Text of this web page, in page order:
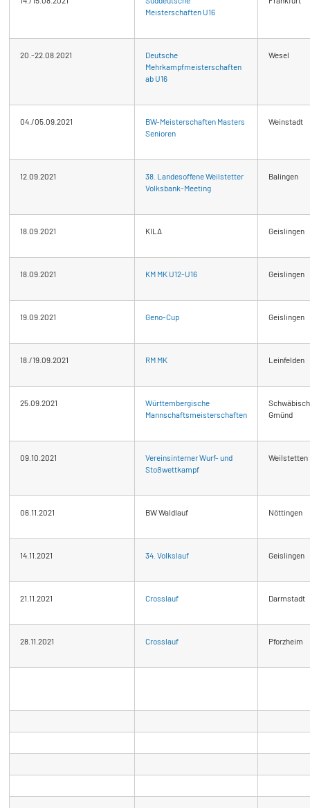
Meisterschaften U16
20.-22.08.2021
Deutsche
Mehrkampfmeisterschaften
ab U16
Wesel
04./05.09.2021
BW-Meisterschaften Masters
Senioren
Weinstadt
12.09.2021
38. Landesoffene Weilstetter
Volksbank-Meeting
Balingen
18.09.2021 KILA Geislingen
18.09.2021 KM MK U12-U16 Geislingen
19.09.2021 Geno-Cup Geislingen
18./19.09.2021 RM MK Leinfelden
25.09.2021
Württembergische
Mannschaftsmeisterschaften
Schwäbisch
Gmünd
09.10.2021
Vereinsinterner Wurf- und
Stoßwettkampf
Weilstetten
06.11.2021 BW Waldlauf Nöttingen
14.11.2021 34. Volkslauf Geislingen
21.11.2021 Crosslauf Darmstadt
28.11.2021 Crosslauf Pforzheim